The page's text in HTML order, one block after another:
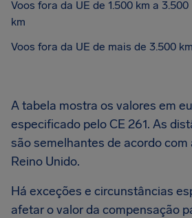
Voos fora da UE de 1.500 km a 3.500
km
Voos fora da UE de mais de 3.500 km
A tabela mostra os valores em
especificado pelo CE 261. As
são semelhantes de acordo com
Reino Unido.
Há exceções e circunstâncias
afetar o valor da compensação